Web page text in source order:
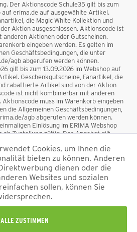
Der Aktionscode Schule35 gilt bis zum
auf erima.de auf ausgewählte Artikel.
die Magic White Kollektion und
Aktion ausgeschlossen. Aktionscode ist
anderen Aktionen oder Gutscheinen.
eingeben werden. Es gelten im
Geschäftsbedingungen, die unter
agb abgerufen werden können.
gilt bis zum 13.09.2026 im Webshop auf
Geschenkgutscheine, Fanartikel, die
rabattierte Artikel sind von der Aktion
ist nicht kombinierbar mit anderen
muss im Warenkorb eingeben
die Allgemeinen Geschäftsbedingungen,
agb abgerufen werden können.
Einlösung im ERIMA Webshop
ab Zustellung gültig. Das Angebot gilt
sind vom Rabatt ausgeschlossen. Der
anderen Aktionen oder Gutscheinen
Mindestbestellwert beträgt 50 €
sich inkl. Mehrwertsteuer und zzgl.
wenn nicht anders
beschrieben.
Cookies, um Ihnen die
bieten zu können. Anderen
dienen oder die
Websites und sozialen
sollen, können Sie